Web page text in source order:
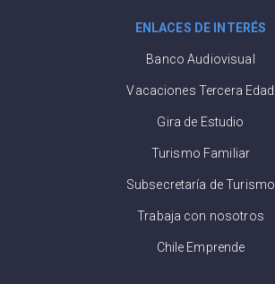
ENLACES DE INTERÉS
Banco Audiovisual
Vacaciones Tercera Edad
Gira de Estudio
Turismo Familiar
Subsecretaría de Turismo
Trabaja con nosotros
Chile Emprende